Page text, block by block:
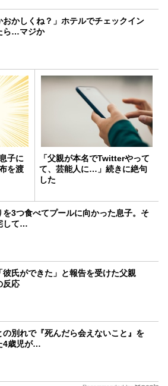
おかしくね？」ホテルでチェックイン
ら…マジか
子に
を渡
「父親が本名でTwitterやって
て、芸能人に…」続きに絶句
した
を3つ食べてプールに向かった息子。そ
して…
彼氏ができた」と報告を受けた父親
応
の別れで『死んだら会えないこと』を
4歳児が…